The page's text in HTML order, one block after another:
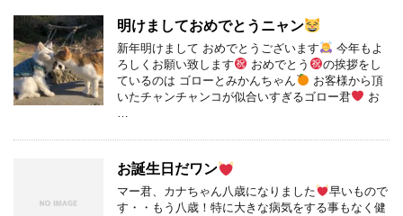
明けましておめでとうニャン
新年明けまして おめでとうございます
今年もよ
ろしくお願い致します
おめでとう
の挨拶をし
ているのは ゴローとみかんちゃん
お客様から頂
いたチャンチャンコが似合いすぎるゴロー君
お
…
お誕生日だワン
マー君、カナちゃん八歳になりました
早いもので
す・・もう八歳！特に大きな病気をする事もなく健